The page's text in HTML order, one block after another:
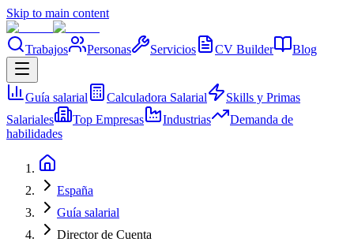
Skip to main content
Trabajos Personas Servicios CV Builder Blog
Guía salarial Calculadora Salarial
Skills y Primas
Salariales
Top Empresas Industrias
Demanda de
habilidades
España
Guía salarial
Director de Cuenta